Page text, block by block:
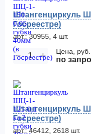
Штангенциркуль
Госреестре)
арт.: 30955, 4 шт.
− + Цена,
по
Штангенциркуль
Госреестре)
арт.: 46412, 2618 шт.